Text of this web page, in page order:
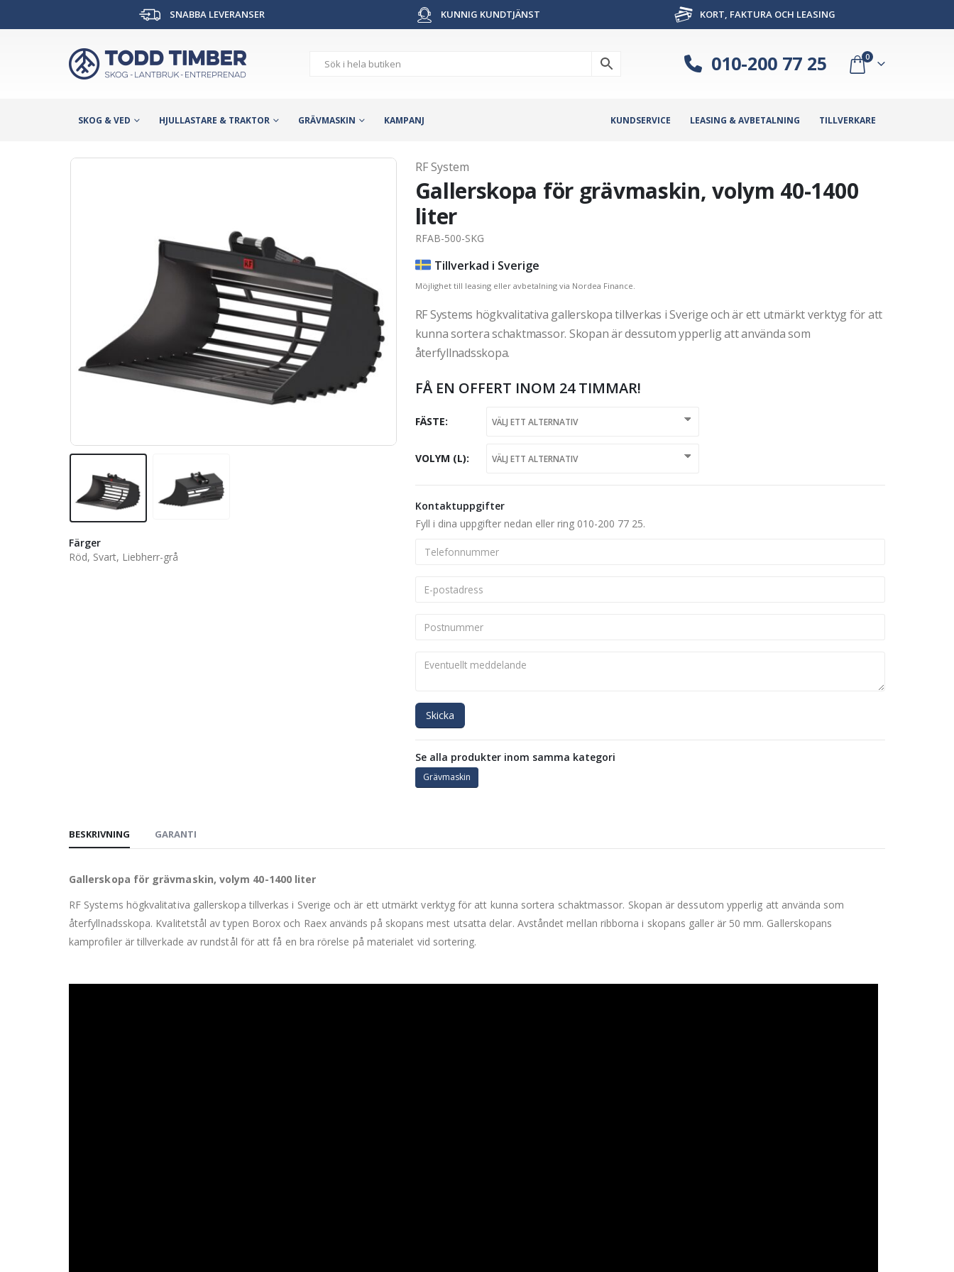
SNABBA LEVERANSER KUNNIG KUNDTJÄNST KORT, FAKTURA OCH LEASING
010-200 77 25 0
SKOG & VED HJULLASTARE & TRAKTOR GRÄVMASKIN KAMPANJ KUNDSERVICE LEASING & AVBETALNING TILLVERKARE
Färger
Röd, Svart, Liebherr-grå
RF System
Gallerskopa för grävmaskin, volym 40-1400
liter
RFAB-500-SKG
Tillverkad i Sverige
Möjlighet till leasing eller avbetalning via Nordea Finance.
RF Systems högkvalitativa gallerskopa tillverkas i Sverige och är ett utmärkt verktyg för att
kunna sortera schaktmassor. Skopan är dessutom ypperlig att använda som
återfyllnadsskopa.
FÅ EN OFFERT INOM 24 TIMMAR!
FÄSTE
VOLYM (L)
Kontaktuppgifter
Fyll i dina uppgifter nedan eller ring 010-200 77 25.
Skicka
Se alla produkter inom samma kategori
Grävmaskin
BESKRIVNING GARANTI
Gallerskopa för grävmaskin, volym 40-1400 liter
RF Systems högkvalitativa gallerskopa tillverkas i Sverige och är ett utmärkt verktyg för att kunna sortera schaktmassor. Skopan är dessutom ypperlig att använda som
återfyllnadsskopa. Kvalitetstål av typen Borox och Raex används på skopans mest utsatta delar. Avståndet mellan ribborna i skopans galler är 50 mm. Gallerskopans
kamprofiler är tillverkade av rundstål för att få en bra rörelse på materialet vid sortering.